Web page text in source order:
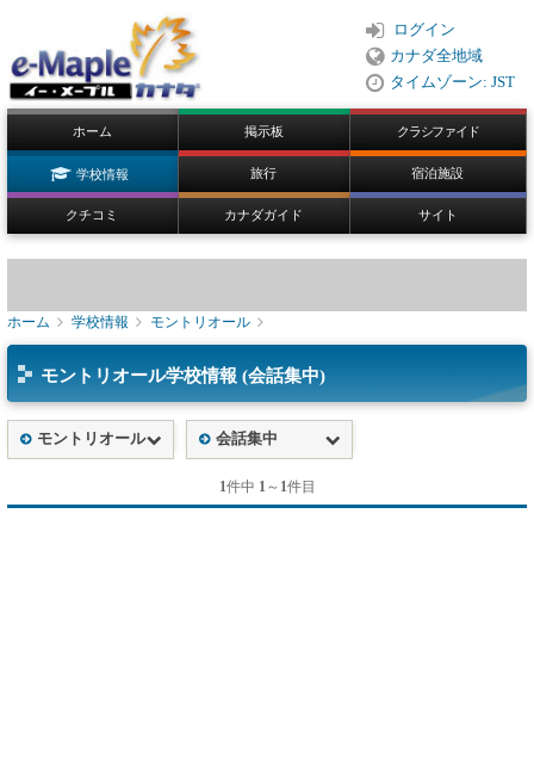
ログイン
カナダ全地域
タイムゾーン: JST
ホーム 掲示板 クラシファイド
学校情報 旅行 宿泊施設
クチコミ カナダガイド サイト
ホーム 学校情報 モントリオール
モントリオール学校情報 (会話集中)
モントリオール 会話集中
1件中 1～ 1件目